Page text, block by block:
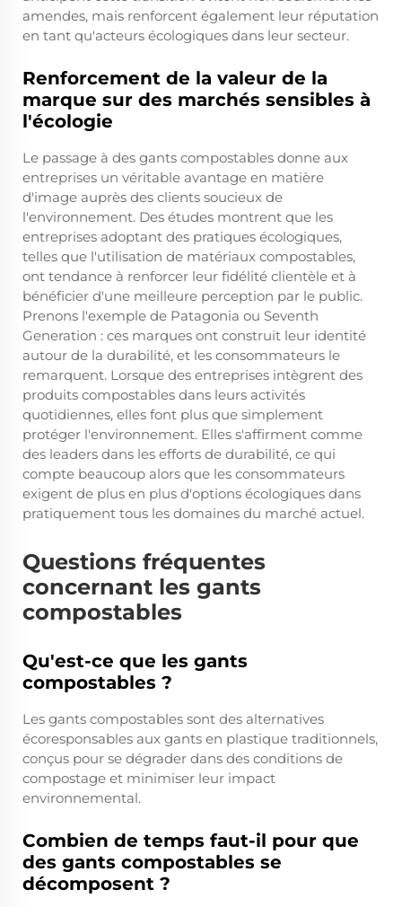
amendes, mais renforcent également leur réputation
en tant qu'acteurs écologiques dans leur secteur.
Renforcement de la valeur de la
marque sur des marchés sensibles à
l'écologie
Le passage à des gants compostables donne aux
entreprises un véritable avantage en matière
d'image auprès des clients soucieux de
l'environnement. Des études montrent que les
entreprises adoptant des pratiques écologiques,
telles que l'utilisation de matériaux compostables,
ont tendance à renforcer leur fidélité clientèle et à
bénéficier d'une meilleure perception par le public.
Prenons l'exemple de Patagonia ou Seventh
Generation : ces marques ont construit leur identité
autour de la durabilité, et les consommateurs le
remarquent. Lorsque des entreprises intègrent des
produits compostables dans leurs activités
quotidiennes, elles font plus que simplement
protéger l'environnement. Elles s'affirment comme
des leaders dans les efforts de durabilité, ce qui
compte beaucoup alors que les consommateurs
exigent de plus en plus d'options écologiques dans
pratiquement tous les domaines du marché actuel.
Questions fréquentes
concernant les gants
compostables
Qu'est-ce que les gants
compostables ?
Les gants compostables sont des alternatives
écoresponsables aux gants en plastique traditionnels,
conçus pour se dégrader dans des conditions de
compostage et minimiser leur impact
environnemental.
Combien de temps faut-il pour que
des gants compostables se
décomposent ?